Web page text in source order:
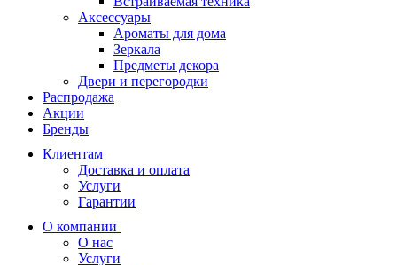
Аксессуары
Ароматы для дома
Зеркала
Предметы декора
Двери и перегородки
Распродажа
Акции
Бренды
Клиентам
Доставка и оплата
Услуги
Гарантии
О компании
О нас
Услуги